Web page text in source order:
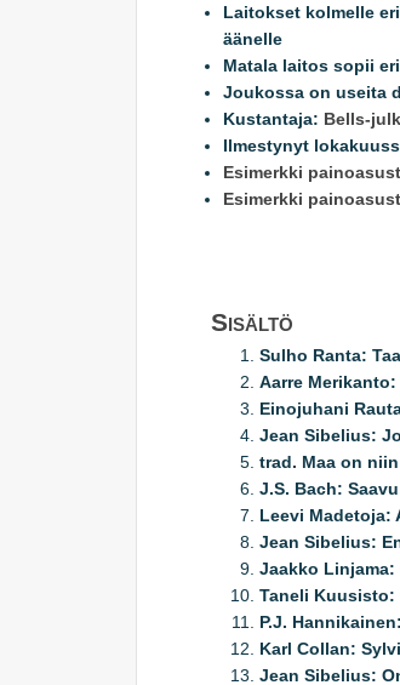
Laitokset kolmelle
äänelle
Matala laitos sopii
Joukossa on useita
Kustantaja: Bells-
Ilmestynyt
Esimerkki
Esimerkki
Sisältö
Sulho Ranta:
Aarre
Einojuhani
Jean Sibelius:
trad. Maa on
J.S. Bach:
Leevi Madetoja:
Jean Sibelius:
Jaakko Linjama:
Taneli Kuusisto:
P.J.
Karl Collan:
Jean Sibelius: